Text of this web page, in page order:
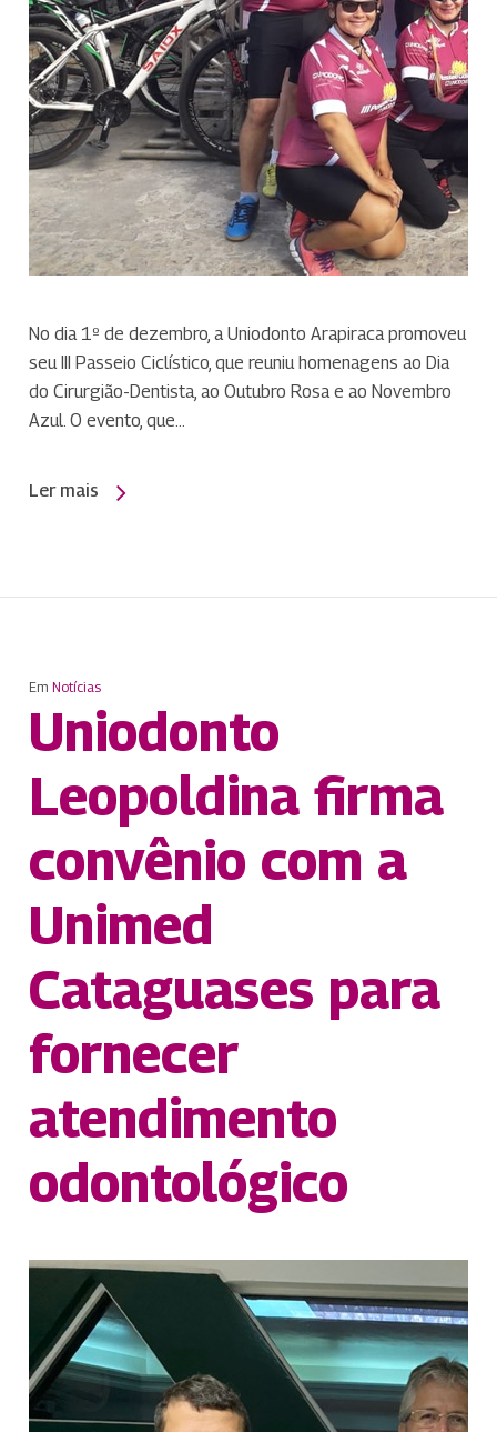
No dia 1º de dezembro, a Uniodonto Arapiraca promoveu
seu III Passeio Ciclístico, que reuniu homenagens ao Dia
do Cirurgião-Dentista, ao Outubro Rosa e ao Novembro
Azul. O evento, que…
Ler mais
Em Notícias
Uniodonto
Leopoldina firma
convênio com a
Unimed
Cataguases para
fornecer
atendimento
odontológico